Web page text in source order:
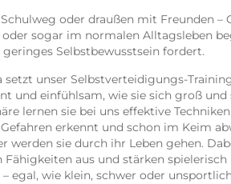
oder draußen mit Freunden –
sogar im normalen Alltagsleben
Selbstbewusstsein fordert.
setzt unser Selbstverteidigungs-
und einfühlsam, wie sie sich groß
lernen sie bei uns effektive
erkennt und schon im Keim
werden sie durch ihr Leben gehen.
Fähigkeiten aus und stärken
egal, wie klein, schwer oder